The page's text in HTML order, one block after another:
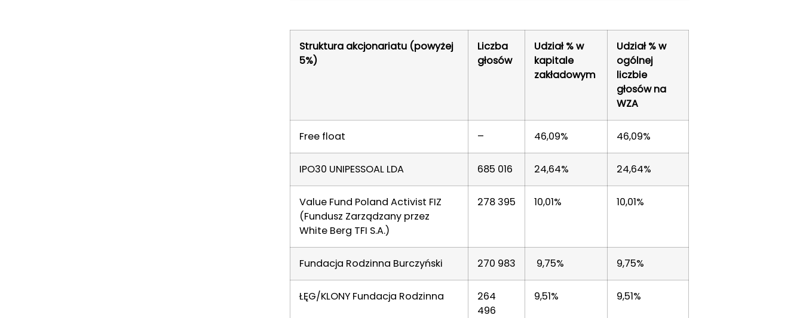
Struktura akcjonariatu (powyżej
5%)
Liczba
głosów
Udział % w
kapitale
zakładowym
Udział % w
ogólnej
liczbie
głosów na
WZA
Free float – 46,09% 46,09%
IPO30 UNIPESSOAL LDA 685 016 24,64% 24,64%
Value Fund Poland Activist FIZ
(Fundusz Zarządzany przez
White Berg TFI S.A.)
278 395 10,01% 10,01%
Fundacja Rodzinna Burczyński 270 983 9,75% 9,75%
ŁĘG/KLONY Fundacja Rodzinna
264
496
9,51% 9,51%